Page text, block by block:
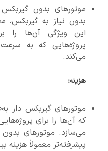
موتورهای بدون
بدون نیاز به گیربکس،
این ویژگی آن‌ها را
پروژه‌هایی که به سرعت
می‌کند.
هزینه:
موتورهای گیربکس دار
که آن‌ها را برای
می‌سازد. موتورهای
پیشرفته‌تر معمولاً هزینه